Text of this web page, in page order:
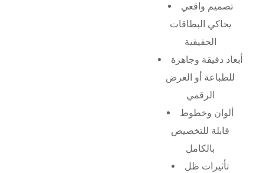
تصميم واقعي
يحاكي البطاقات
الحقيقية
أبعاد دقيقة وجاهزة
للطباعة أو العرض
الرقمي
ألوان وخطوط
قابلة للتخصيص
بالكامل
تأثيرات ظل